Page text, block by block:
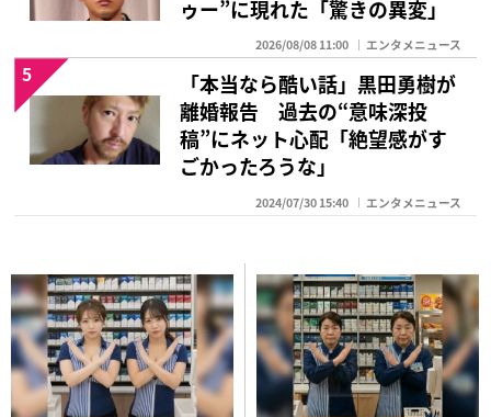
ゥー”に現れた「驚きの異変」
2026/08/08 11:00 エンタメニュース
「本当なら酷い話」黒田勇樹が
離婚報告 過去の“意味深投
稿”にネット心配「絶望感がす
ごかったろうな」
2024/07/30 15:40 エンタメニュース
5